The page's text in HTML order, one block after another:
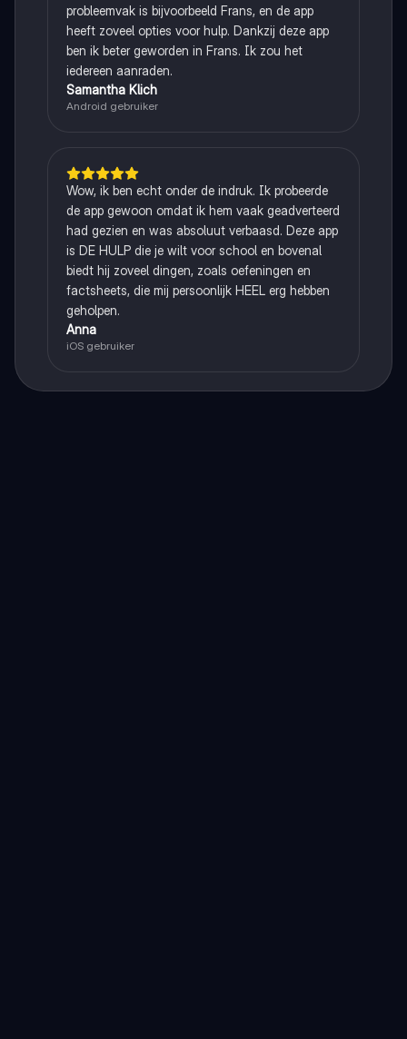
probleemvak is bijvoorbeeld Frans, en de app
heeft zoveel opties voor hulp. Dankzij deze app
ben ik beter geworden in Frans. Ik zou het
iedereen aanraden.
Samantha Klich
Android gebruiker
Wow, ik ben echt onder de indruk. Ik probeerde
de app gewoon omdat ik hem vaak geadverteerd
had gezien en was absoluut verbaasd. Deze app
is DE HULP die je wilt voor school en bovenal
biedt hij zoveel dingen, zoals oefeningen en
factsheets, die mij persoonlijk HEEL erg hebben
geholpen.
Anna
iOS gebruiker